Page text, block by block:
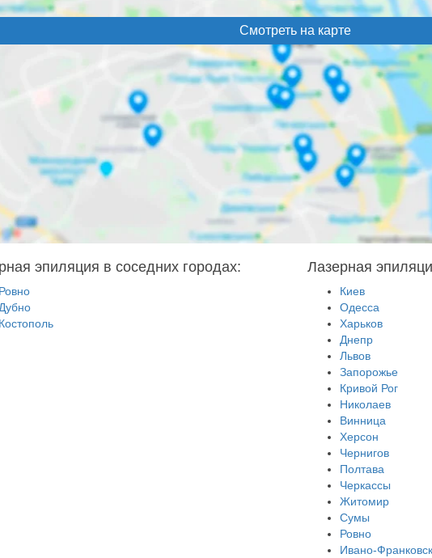
Смотреть на карте
эпиляция в соседних городах: Лазерная
Киев
Одесса
Харьков
Днепр
Львов
Запорожье
Кривой Рог
Николаев
Винница
Херсон
Чернигов
Полтава
Черкассы
Житомир
Сумы
Ровно
Ивано-Франковск